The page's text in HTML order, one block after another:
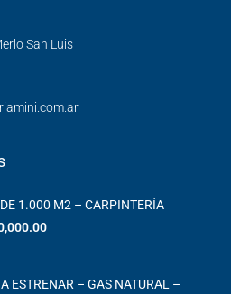
San Luis
1.000 M2 – CARPINTERÍA
ESTRENAR – GAS NATURAL –